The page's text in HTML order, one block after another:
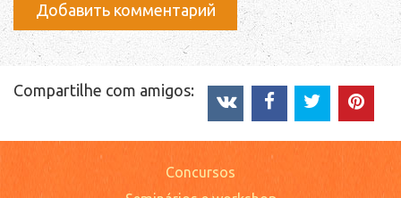
Добавить комментарий
Compartilhe com amigos:
Concursos